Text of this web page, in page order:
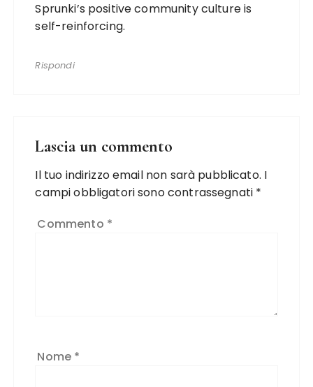
Sprunki’s positive community culture is
self-reinforcing.
Rispondi
Lascia un commento
Il tuo indirizzo email non sarà pubblicato. I
campi obbligatori sono contrassegnati *
Commento *
Nome *